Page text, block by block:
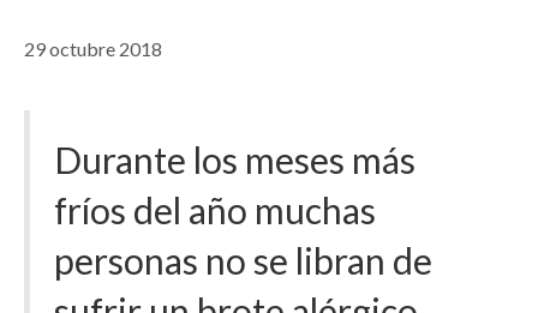
entradas
29 octubre 2018
Durante los meses más
fríos del año muchas
personas no se libran de